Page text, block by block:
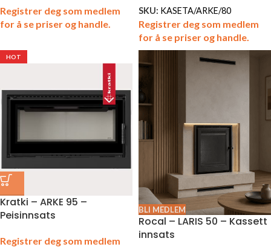
Registrer deg som medlem
for å se priser og handle.
SKU: KASETA/ARKE/80
Registrer deg som medlem
for å se priser og handle.
HOT
Kratki – ARKE 95 –
Peisinnsats
Registrer deg som medlem
BLI MEDLEM
Rocal – LARIS 50 – Kassett
innsats